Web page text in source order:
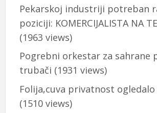
Pekarskoj industriji potreban
poziciji: KOMERCIJALISTA NA
(1963 views)
Pogrebni orkestar za sahrane
trubači (1931 views)
Folija,cuva privatnost
(1510 views)